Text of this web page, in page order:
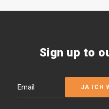
Sign up to